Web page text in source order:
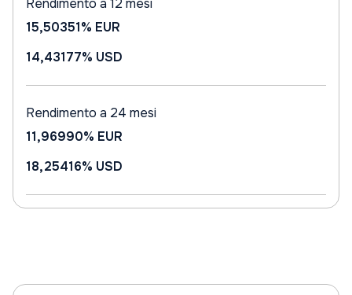
Rendimento a 12 mesi
15,50351% EUR
14,43177% USD
Rendimento a 24 mesi
11,96990% EUR
18,25416% USD